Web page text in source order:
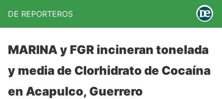
DE REPORTEROS
MARINA y FGR incineran tonelada
y media de Clorhidrato de Cocaína
en Acapulco, Guerrero